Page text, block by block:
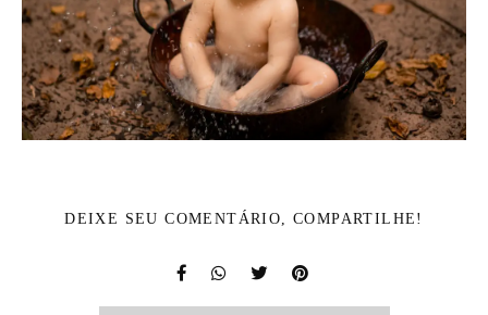
DEIXE SEU COMENTÁRIO, COMPARTILHE!